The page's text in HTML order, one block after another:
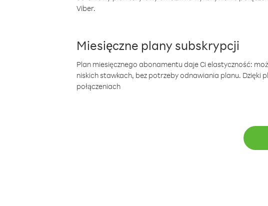
Viber.
Miesięczne plany subskrypcji
Plan miesięcznego abonamentu daje Ci elastyczność:
niskich stawkach, bez potrzeby odnawiania planu. Dzięki
połączeniach